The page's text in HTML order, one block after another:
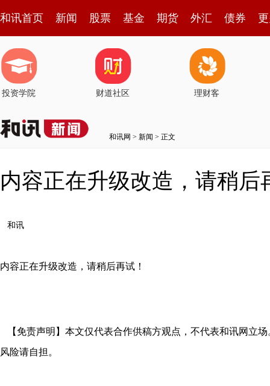
和讯首页 新闻 股票 基金 期货 外汇 债券
投资学院 财道社区 理财客
和讯网 > 新闻 > 正文
内容正在升级改造，请稍后
和讯
内容正在升级改造，请稍后再试！
【免责声明】本文仅代表合作供稿方观点，不代表和讯网立
风险请自担。